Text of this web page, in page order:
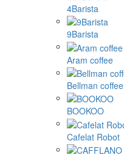
4Barista
9Barista
Aram coffee
Bellman coffee
BOOKOO
Cafelat Robot